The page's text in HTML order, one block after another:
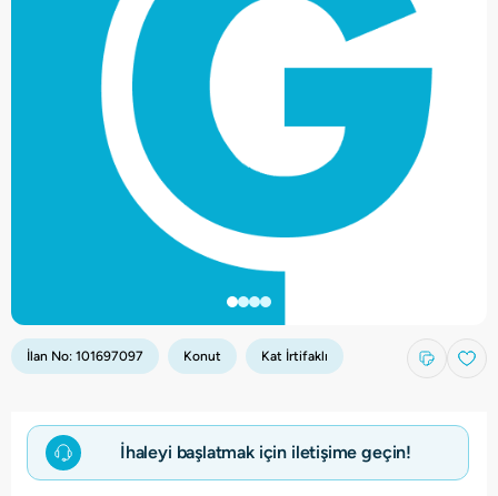
İlan No: 101697097 Konut Kat İrtifaklı
İhaleyi başlatmak için iletişime geçin!